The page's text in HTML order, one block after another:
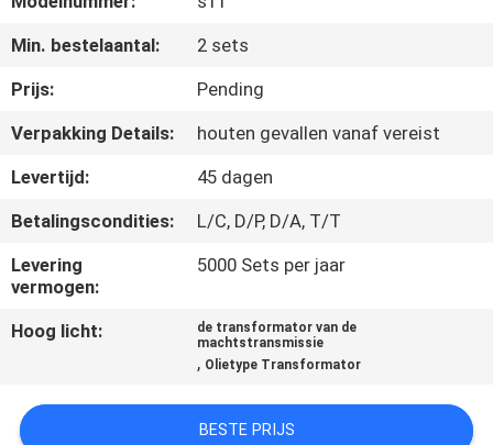
KWALITEITSCONTROLE
CONTACTEER
ONS
NIEUWS
VERZOEK
OM EEN
Min. bestelaantal:
2 sets
Prijs:
Pending
Verpakking Details:
houten gevallen vanaf vereist
Levertijd:
45 dagen
Betalingscondities:
L/C, D/P, D/A, T/T
Levering
vermogen:
5000 Sets per jaar
Hoog licht:
de transformator van de
machtstransmissie
, Olietype Transformator
BESTE PRIJS